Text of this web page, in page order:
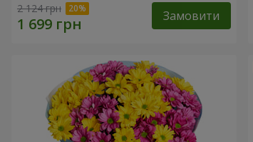
2 124 грн Замовити